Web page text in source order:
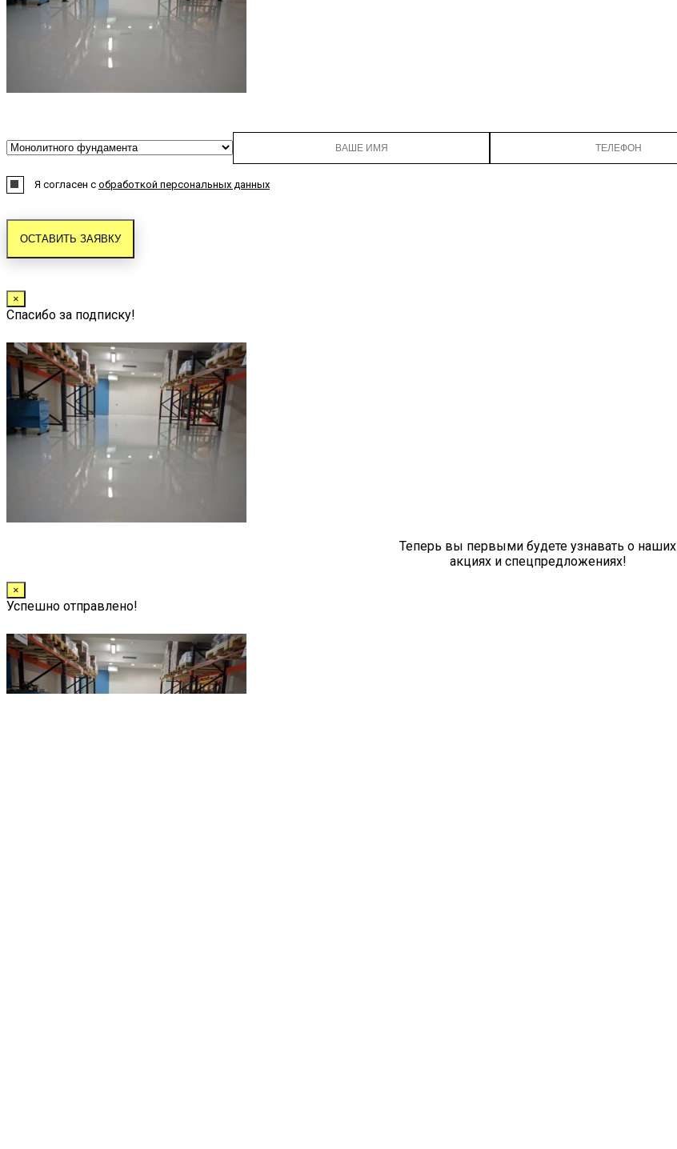
Я согласен с обработкой персональных данных
×
Спасибо за подписку!
Теперь вы первыми будете узнавать о наших
акциях и спецпредложениях!
×
Успешно отправлено!